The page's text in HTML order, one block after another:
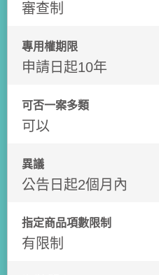
審查制
專用權期限
申請日起10年
可否一案多類
可以
異議
公告日起2個月內
指定商品項數限制
有限制